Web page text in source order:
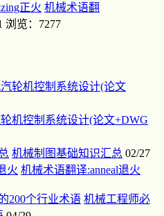
机械术语翻
浏览：7277
机控制系统设计(论文+DWG
机械制图基础知识汇总 02/27
机械术语翻译:anneal退火
机械工程师必